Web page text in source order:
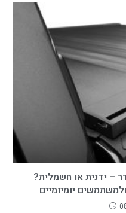
– ידנית או חשמלית?
יומיומיים